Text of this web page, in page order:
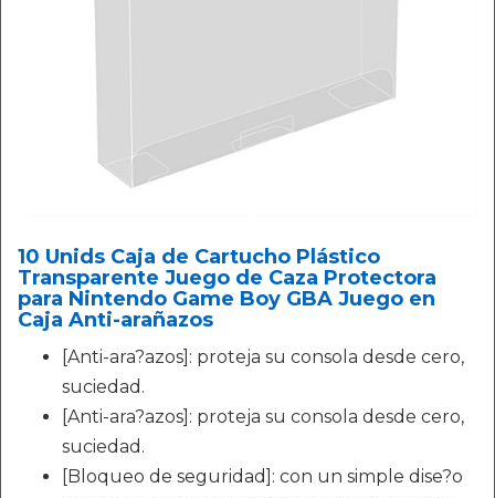
10 Unids Caja de Cartucho Plástico
Transparente Juego de Caza Protectora
para Nintendo Game Boy GBA Juego en
Caja Anti-arañazos
[Anti-ara?azos]: proteja su consola desde cero,
suciedad.
[Anti-ara?azos]: proteja su consola desde cero,
suciedad.
[Bloqueo de seguridad]: con un simple dise?o